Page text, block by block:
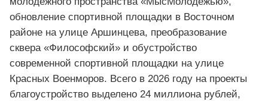
обновление спортивной площадки в Восточном
районе на улице Аршинцева, преобразование
сквера «Философский» и обустройство
современной спортивной площадки на улице
Красных Военморов. Всего в 2026 году на проекты
благоустройство выделено 24 миллиона рублей,